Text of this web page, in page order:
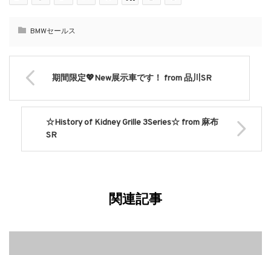
BMWセールス
期間限定💖New展示車です！ from 品川SR
☆History of Kidney Grille 3Series☆ from 麻布
SR
関連記事